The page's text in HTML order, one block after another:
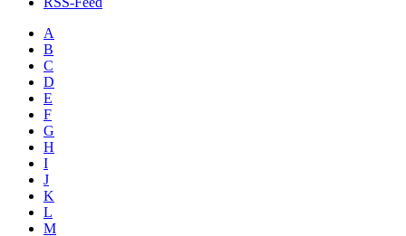
A
B
C
D
E
F
G
H
I
J
K
L
M